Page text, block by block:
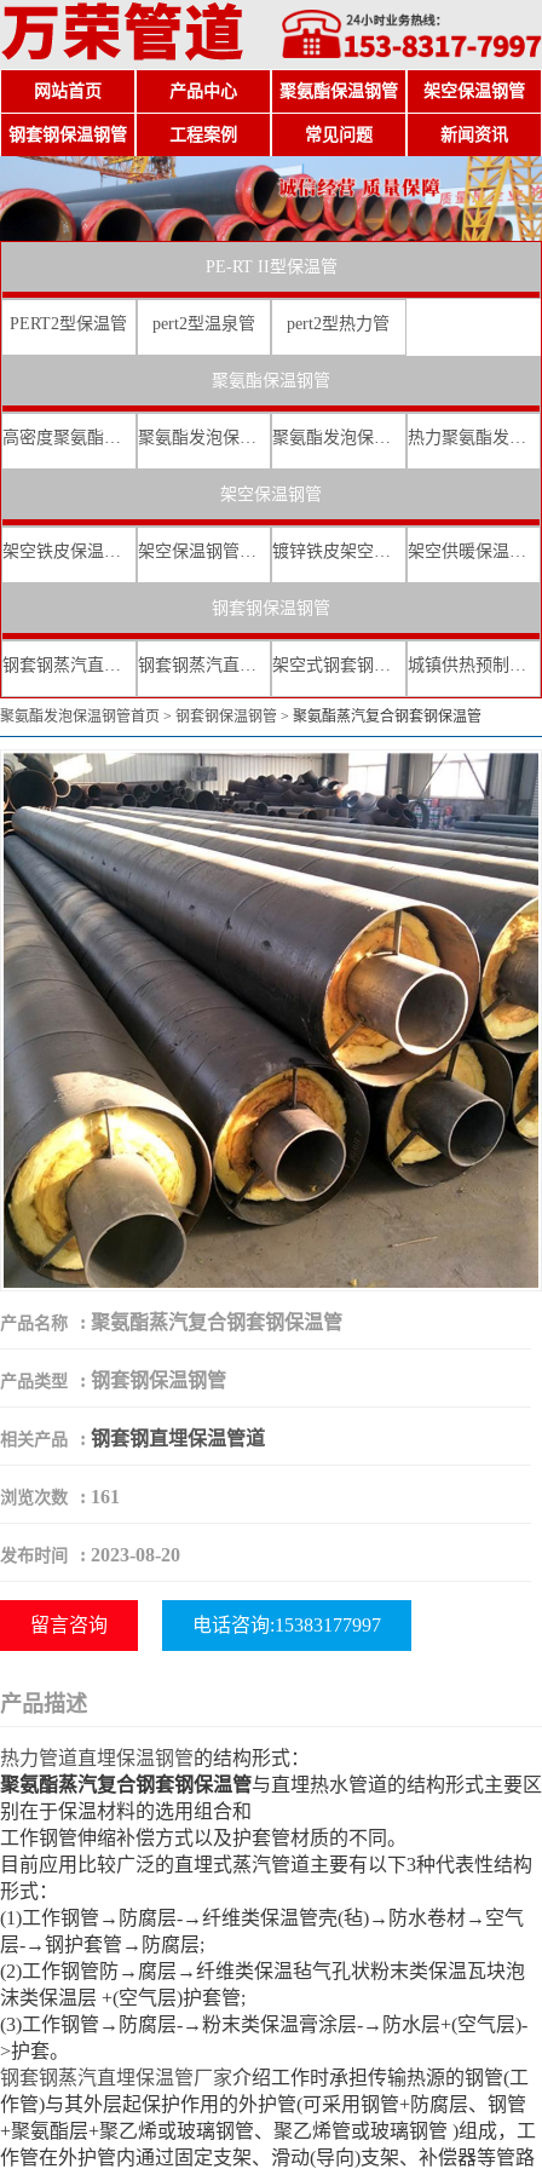
网站首页 产品中心 聚氨酯保温钢管 架空保温钢管
钢套钢保温钢管 工程案例 常见问题 新闻资讯
PE-RT II型保温管
PERT2型保温管 pert2型温泉管 pert2型热力管
聚氨酯保温钢管
高密度聚氨酯发泡保温钢管 聚氨酯发泡保温钢管厂家 聚氨酯发泡保温钢管价格 热力聚氨酯发泡直埋保温钢管
架空保温钢管
架空铁皮保温钢管 架空保温钢管厂家 镀锌铁皮架空保温管 架空供暖保温钢管
钢套钢保温钢管
钢套钢蒸汽直埋复合保温管 钢套钢蒸汽直埋保温管厂家 架空式钢套钢保温管 城镇供热预制直埋蒸汽保温管
聚氨酯发泡保温钢管首页 > 钢套钢保温钢管 > 聚氨酯蒸汽复合钢套钢保温管
产品名称 : 聚氨酯蒸汽复合钢套钢保温管
产品类型 : 钢套钢保温钢管
相关产品 : 钢套钢直埋保温管道
浏览次数 : 161
发布时间 : 2023-08-20
留言咨询 电话咨询:15383177997
产品描述
热力管道直埋保温钢管的结构形式：
聚氨酯蒸汽复合钢套钢保温管与直埋热水管道的结构形式主要区
别在于保温材料的选用组合和
工作钢管伸缩补偿方式以及护套管材质的不同。
目前应用比较广泛的直埋式蒸汽管道主要有以下3种代表性结构
形式：
(1)工作钢管→防腐层-→纤维类保温管壳(毡)→防水卷材→空气
层-→钢护套管→防腐层;
(2)工作钢管防→腐层→纤维类保温毡气孔状粉末类保温瓦块泡
沫类保温层 +(空气层)护套管;
(3)工作钢管→防腐层-→粉末类保温膏涂层-→防水层+(空气层)-
>护套。
钢套钢蒸汽直埋保温管厂家介绍工作时承担传输热源的钢管(工
作管)与其外层起保护作用的外护管(可采用钢管+防腐层、钢管
+聚氨酯层+聚乙烯或玻璃钢管、聚乙烯管或玻璃钢管 )组成，工
作管在外护管内通过固定支架、滑动(导向)支架、补偿器等管路